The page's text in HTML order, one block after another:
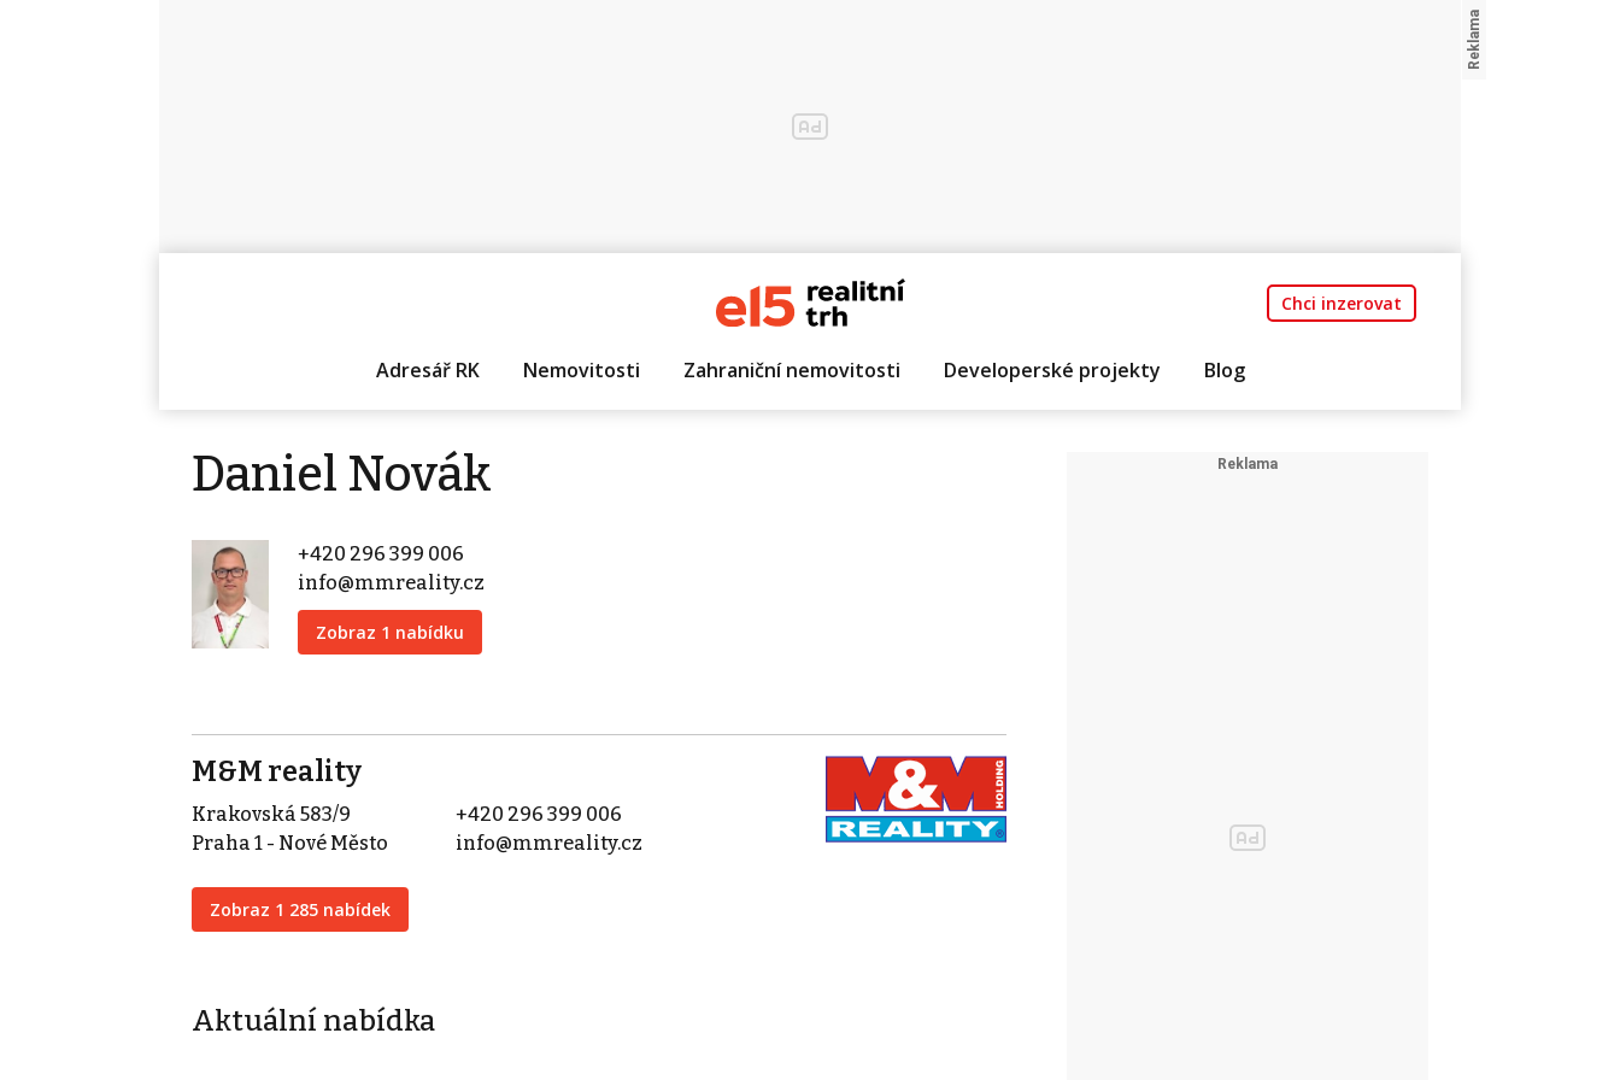
Chci inzerovat
Adresář RK Nemovitosti Zahraniční nemovitosti Developerské projekty Blog
Daniel Novák
+420 296 399 006
info@mmreality.cz
Zobraz 1 nabídku
M&M reality
Krakovská 583/9
Praha 1 - Nové Město
Zobraz 1 285 nabídek
+420 296 399 006
info@mmreality.cz
Aktuální nabídka